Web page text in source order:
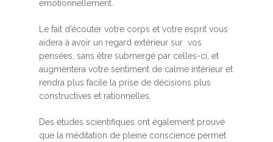
émotionnellement.
Le fait d’écouter votre corps et votre esprit vous
aidera à avoir un regard extérieur sur vos
pensées, sans être submergé par celles-ci, et
augmentera votre sentiment de calme intérieur et
rendra plus facile la prise de décisions plus
constructives et rationnelles.
Des études scientifiques ont également prouvé
que la méditation de pleine conscience permet